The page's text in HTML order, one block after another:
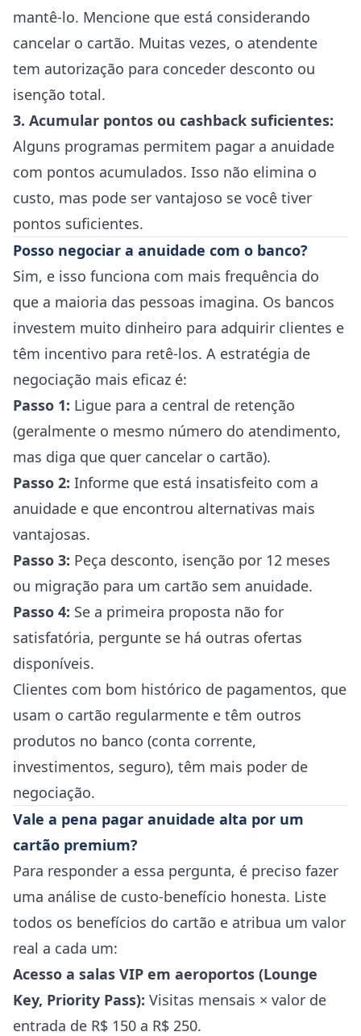
mantê-lo. Mencione que está considerando
cancelar o cartão. Muitas vezes, o atendente
tem autorização para conceder desconto ou
isenção total.
3. Acumular pontos ou cashback suficientes:
Alguns programas permitem pagar a anuidade
com pontos acumulados. Isso não elimina o
custo, mas pode ser vantajoso se você tiver
pontos suficientes.
Posso negociar a anuidade com o banco?
Sim, e isso funciona com mais frequência do
que a maioria das pessoas imagina. Os bancos
investem muito dinheiro para adquirir clientes e
têm incentivo para retê-los. A estratégia de
negociação mais eficaz é:
Passo 1: Ligue para a central de retenção
(geralmente o mesmo número do atendimento,
mas diga que quer cancelar o cartão).
Passo 2: Informe que está insatisfeito com a
anuidade e que encontrou alternativas mais
vantajosas.
Passo 3: Peça desconto, isenção por 12 meses
ou migração para um cartão sem anuidade.
Passo 4: Se a primeira proposta não for
satisfatória, pergunte se há outras ofertas
disponíveis.
Clientes com bom histórico de pagamentos, que
usam o cartão regularmente e têm outros
produtos no banco (conta corrente,
investimentos, seguro), têm mais poder de
negociação.
Vale a pena pagar anuidade alta por um
cartão premium?
Para responder a essa pergunta, é preciso fazer
uma análise de custo-benefício honesta. Liste
todos os benefícios do cartão e atribua um valor
real a cada um:
Acesso a salas VIP em aeroportos (Lounge
Key, Priority Pass): Visitas mensais × valor de
entrada de R$ 150 a R$ 250.